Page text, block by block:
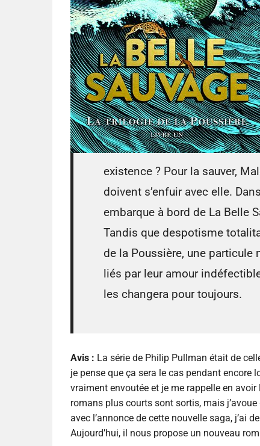
existence ? Pour la sauver,
doivent s’enfuir avec elle.
embarque à bord de La Belle
Tandis que despotisme
de la Poussière, une particule
liés par leur amour
les changera pour toujours.
Avis : La série de Philip Pullman était de
je pense que ça sera le cas pendant encore
vraiment envoutée et je me rappelle en
romans plus courts sont sortis, mais
avec l’annonce de cette nouvelle saga, j’ai
Aujourd’hui, il nous propose un nouveau